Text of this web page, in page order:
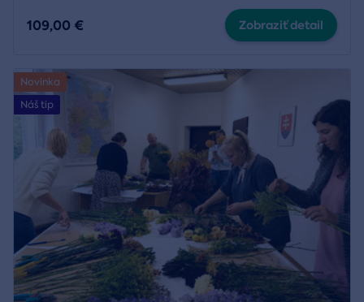
109,00 € Zobraziť detail
Novinka
Náš tip